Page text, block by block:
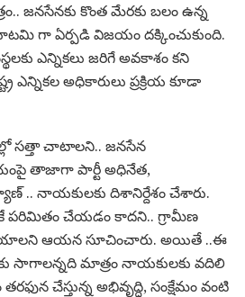
జ‌న‌సేన‌కు కొంత మేర‌కు బ‌లం ఉన్న
గా ఏర్ప‌డి విజ‌యం ద‌క్కించుకుంది.
ఎన్నిక‌లు జ‌రిగే అవ‌కాశం క‌ని
ఎన్నిక‌ల అధికారులు ప్ర‌క్రియ కూడా
స‌త్తా చాటాల‌ని.. జ‌న‌సేన
తాజాగా పార్టీ అధినేత‌,
.. నాయ‌కుల‌కు దిశానిర్దేశం చేశారు.
కే ప‌రిమితం చేయ‌డం కాద‌ని.. గ్రామీణ
ఆయ‌న సూచించారు. అయితే ..ఈ
సాగాల‌న్న‌ది మాత్రం నాయ‌కుల‌కు వ‌దిలి
త‌ర‌ఫున చేస్తున్న అభివృద్ధి, సంక్షేమం వంటి